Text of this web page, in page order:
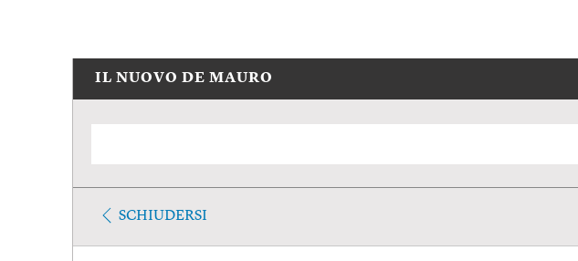
IL NUOVO DE MAURO
SCHIUDERSI